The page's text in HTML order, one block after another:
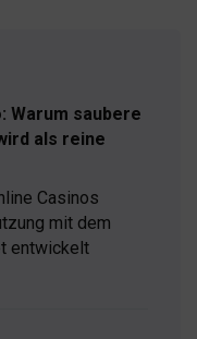
Warum saubere
als reine
Casinos
mit dem
entwickelt